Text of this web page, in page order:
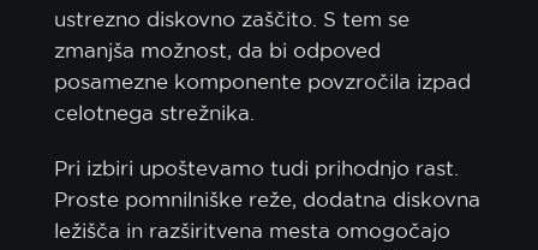
ustrezno diskovno zaščito. S tem se
zmanjša možnost, da bi odpoved
posamezne komponente povzročila izpad
celotnega strežnika.
Pri izbiri upoštevamo tudi prihodnjo rast.
Proste pomnilniške reže, dodatna diskovna
ležišča in razširitvena mesta omogočajo